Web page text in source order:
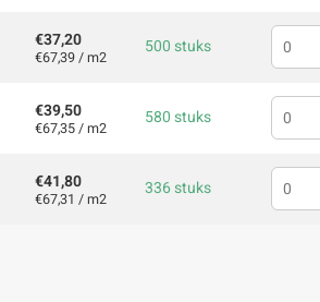
€37,20
€67,39 / m2 500 stuks
€39,50
€67,35 / m2 580 stuks
€41,80
€67,31 / m2 336 stuks